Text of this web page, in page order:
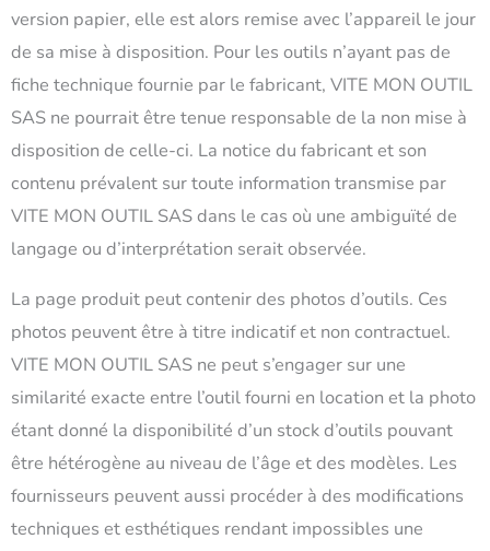
version papier, elle est alors remise avec l’appareil le jour
de sa mise à disposition. Pour les outils n’ayant pas de
fiche technique fournie par le fabricant, VITE MON OUTIL
SAS ne pourrait être tenue responsable de la non mise à
disposition de celle-ci. La notice du fabricant et son
contenu prévalent sur toute information transmise par
VITE MON OUTIL SAS dans le cas où une ambiguïté de
langage ou d’interprétation serait observée.
La page produit peut contenir des photos d’outils. Ces
photos peuvent être à titre indicatif et non contractuel.
VITE MON OUTIL SAS ne peut s’engager sur une
similarité exacte entre l’outil fourni en location et la photo
étant donné la disponibilité d’un stock d’outils pouvant
être hétérogène au niveau de l’âge et des modèles. Les
fournisseurs peuvent aussi procéder à des modifications
techniques et esthétiques rendant impossibles une